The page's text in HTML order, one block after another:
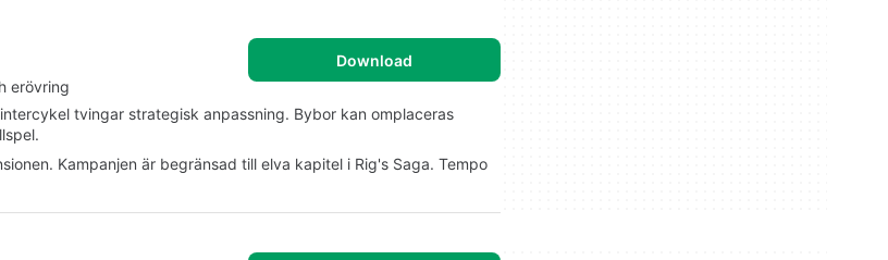
erövring
Download
tvingar strategisk anpassning. Bybor kan omplaceras
Kampanjen är begränsad till elva kapitel i Rig's Saga. Tempo